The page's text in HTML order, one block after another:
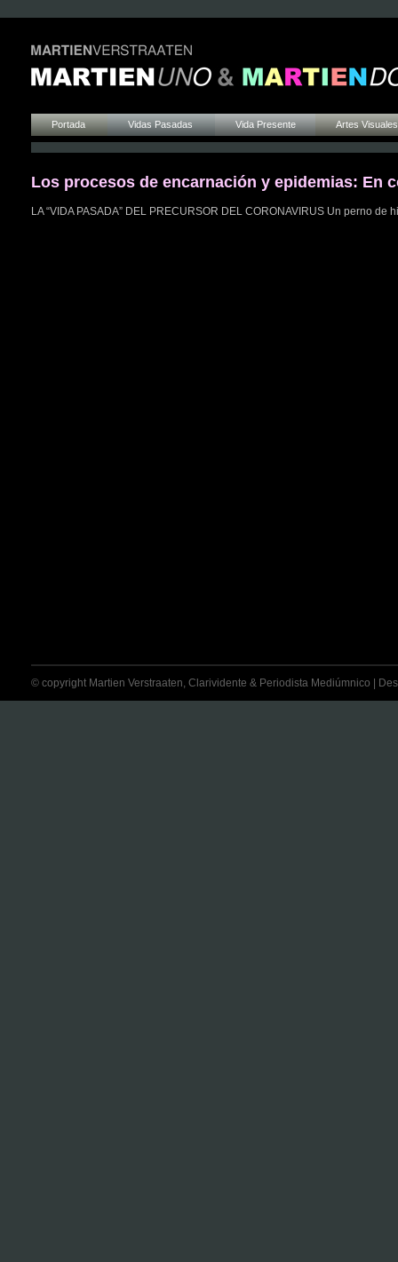
Portada Vidas Pasadas Vida Presente Artes Visuales
Los procesos de encarnación y epidemias: En
LA “VIDA PASADA” DEL PRECURSOR DEL CORONAVIRUS Un perno
© copyright Martien Verstraaten, Clarividente & Periodista Mediúmnico |